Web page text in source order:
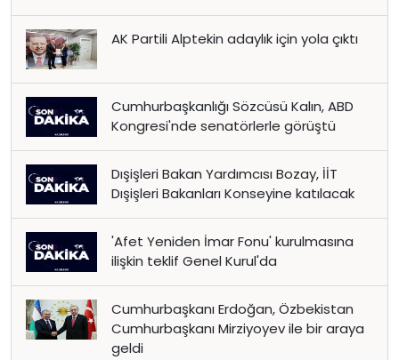
AK Partili Alptekin adaylık için yola çıktı
Cumhurbaşkanlığı Sözcüsü Kalın, ABD
Kongresi'nde senatörlerle görüştü
Dışişleri Bakan Yardımcısı Bozay, İİT
Dışişleri Bakanları Konseyine katılacak
'Afet Yeniden İmar Fonu' kurulmasına
ilişkin teklif Genel Kurul'da
Cumhurbaşkanı Erdoğan, Özbekistan
Cumhurbaşkanı Mirziyoyev ile bir araya
geldi